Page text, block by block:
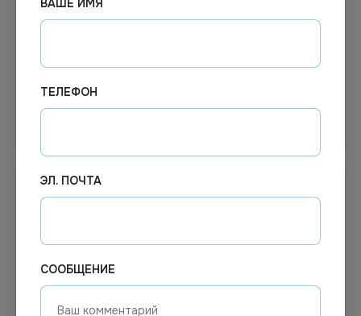
ВАШЕ ИМЯ
ТЕЛЕФОН
ЭЛ. ПОЧТА
СООБЩЕНИЕ